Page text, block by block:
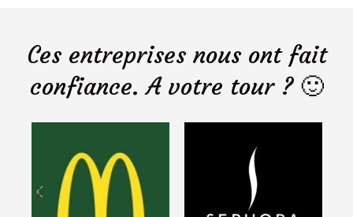
Ces entreprises nous ont fait
confiance. A votre tour ? 🙂